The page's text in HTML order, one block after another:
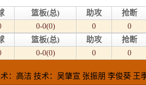
篮板(总) 助攻 抢断
0-0(0) 0 0
篮板(总) 助攻 抢断
0-0(0) 0 0
：高洁 技术：吴肇宣 张振朋 李俊葵 王